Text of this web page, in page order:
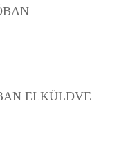
ELKÜLDVE